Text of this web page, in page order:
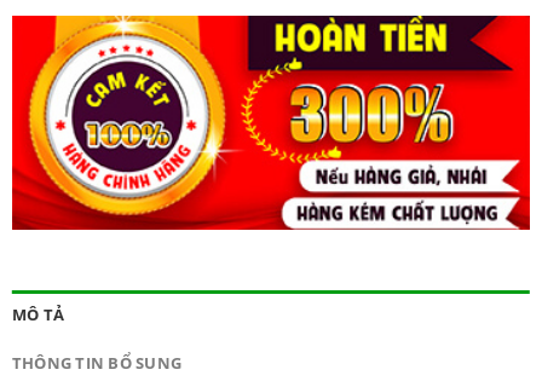
MÔ TẢ
THÔNG TIN BỔ SUNG